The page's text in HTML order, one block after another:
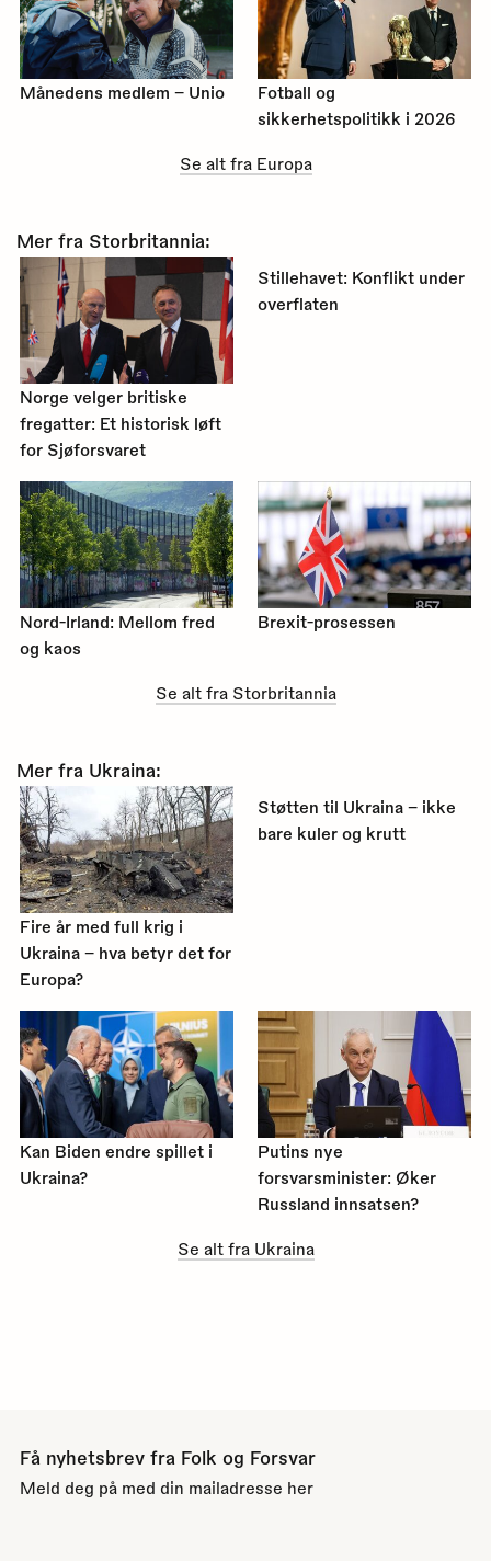
Månedens medlem – Unio
Fotball og
sikkerhetspolitikk i 2026
Se alt fra Europa
Mer fra Storbritannia:
Norge velger britiske
fregatter: Et historisk løft
for Sjøforsvaret
Stillehavet: Konflikt under
overflaten
Nord-Irland: Mellom fred
og kaos
Brexit-prosessen
Se alt fra Storbritannia
Mer fra Ukraina:
Fire år med full krig i
Ukraina – hva betyr det for
Europa?
Støtten til Ukraina – ikke
bare kuler og krutt
Kan Biden endre spillet i
Ukraina?
Putins nye
forsvarsminister: Øker
Russland innsatsen?
Se alt fra Ukraina
Få nyhetsbrev fra Folk og Forsvar
Meld deg på med din mailadresse her